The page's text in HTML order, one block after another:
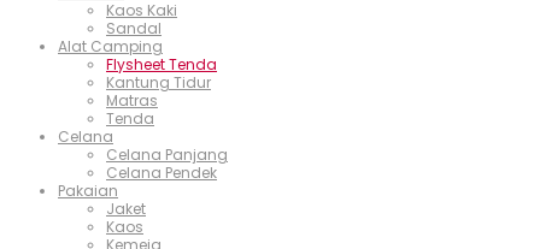
Kaos Kaki
Sandal
Alat Camping
Flysheet Tenda
Kantung Tidur
Matras
Tenda
Celana
Celana Panjang
Celana Pendek
Pakaian
Jaket
Kaos
Kemeja